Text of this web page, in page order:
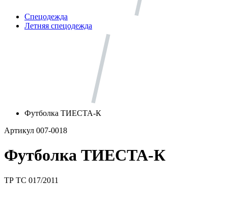
Спецодежда
Летняя спецодежда
Футболка ТИЕСТА-К
Артикул 007-0018
Футболка ТИЕСТА-К
ТР ТС 017/2011